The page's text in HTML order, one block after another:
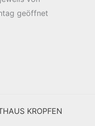
geöffnet
KROPFEN